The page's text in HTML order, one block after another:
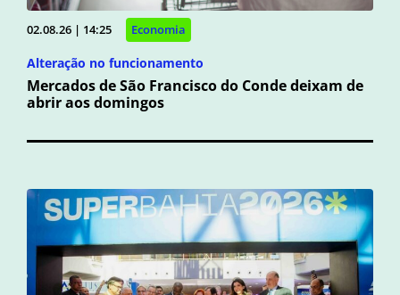
02.08.26 | 14:25 Economia
Alteração no funcionamento
Mercados de São Francisco do Conde deixam de
abrir aos domingos